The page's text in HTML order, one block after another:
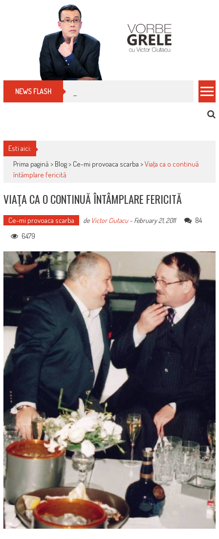
NEWS FLASH Cum îți schimbi, rapid, gratuit și eficient,
Esti aici:
Prima pagină > Blog> Ce-mi provoaca scarba >Viaţa ca o continuă
întâmplare fericită
VIAŢA CA O CONTINUĂ ÎNTÂMPLARE FERICITĂ
Ce-mi provoaca scarba de Victor Ciutacu- February 21, 2011
84
6479